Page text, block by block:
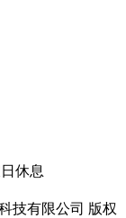
休息
技有限公司 版权